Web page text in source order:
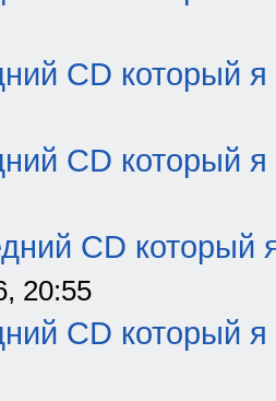
CD который я
CD который я
CD который
20:55
CD который я